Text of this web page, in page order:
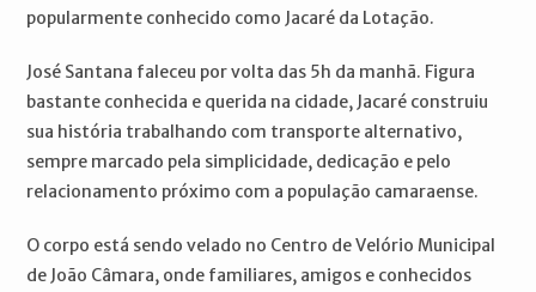
popularmente conhecido como Jacaré da Lotação.
José Santana faleceu por volta das 5h da manhã. Figura
bastante conhecida e querida na cidade, Jacaré construiu
sua história trabalhando com transporte alternativo,
sempre marcado pela simplicidade, dedicação e pelo
relacionamento próximo com a população camaraense.
O corpo está sendo velado no Centro de Velório Municipal
de João Câmara, onde familiares, amigos e conhecidos